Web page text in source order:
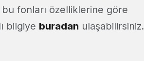
bu fonları özelliklerine göre
bilgiye buradan ulaşabilirsiniz.